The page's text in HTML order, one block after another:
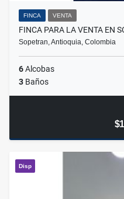
FINCA VENTA
FINCA PARA LA VENTA EN
Sopetran, Antioquia, Colombia
6Alcobas
3 Baños
Disp